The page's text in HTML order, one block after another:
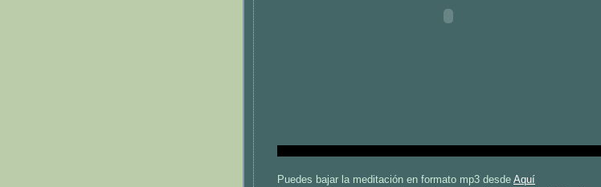
Puedes bajar la meditación en formato mp3 desde Aquí